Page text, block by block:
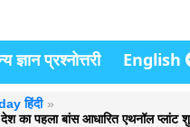
ज्ञान प्रश्नोत्तरी English
हिंदी
का पहला बांस आधारित एथनॉल प्लांट